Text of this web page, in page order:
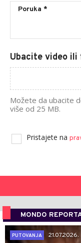
Ubacite video
Možete da ubacite
više od 25 MB.
Pristajete na
MONDO
PUTOVANJA
21.07.2026.